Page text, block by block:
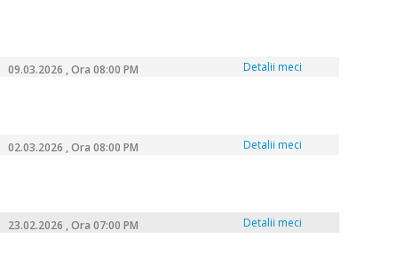
09.03.2026 , Ora 08:00 PM Detalii meci
02.03.2026 , Ora 08:00 PM Detalii meci
23.02.2026 , Ora 07:00 PM Detalii meci